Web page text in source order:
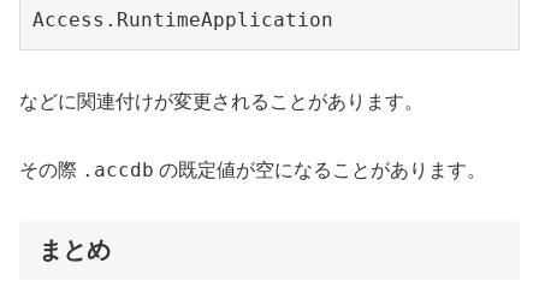
Access.RuntimeApplication
などに関連付けが変更されることがあります。
その際 .accdb の既定値が空になることがあります。
まとめ